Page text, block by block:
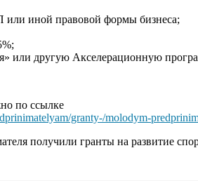
или иной правовой формы бизнеса;
или другую Акселерационную
по ссылке
granty-/molodym-
получили гранты на развитие